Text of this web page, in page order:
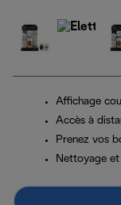
Affichage
Accès à
Prenez vos
Nettoyage